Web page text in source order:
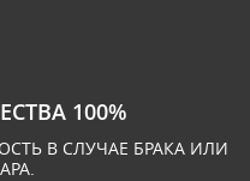
100%
В СЛУЧАЕ БРАКА ИЛИ